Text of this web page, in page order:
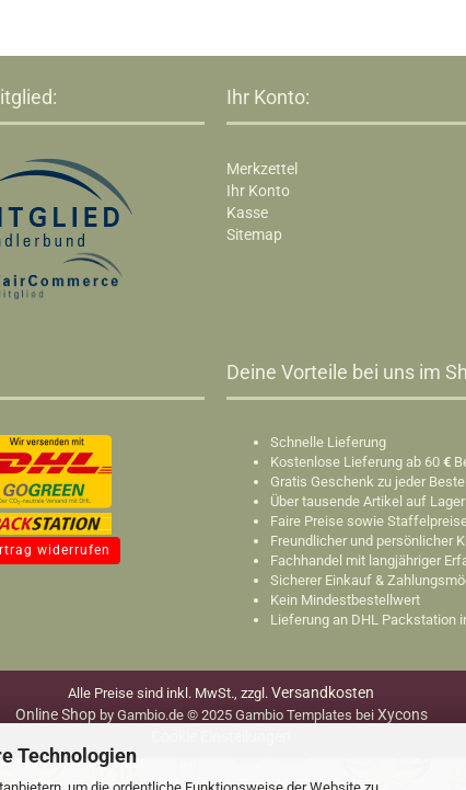
Technologien
Ihr Konto:
Merkzettel
Ihr Konto
Kasse
Sitemap
widerrufen
Deine Vorteile bei uns im
Schnelle Lieferung
Kostenlose Lieferung ab 60 €
Gratis Geschenk zu jeder
Über tausende Artikel auf
Faire Preise sowie
Freundlicher und persönlicher
Fachhandel mit langjähriger
Sicherer Einkauf &
Kein Mindestbestellwert
Lieferung an DHL Packstation
Alle Preise sind inkl. MwSt., zzgl. Versandkosten
Online Shopby Gambio.de © 2025 Gambio Templates bei Xycons